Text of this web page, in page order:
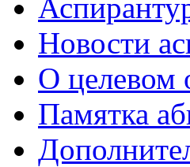
Новости
О целевом
Памятка